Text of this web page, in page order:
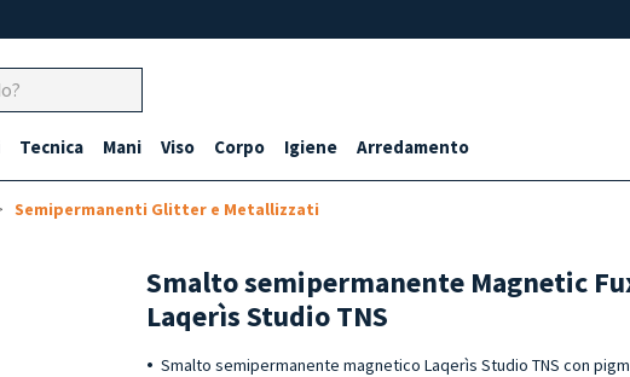
Tecnica Mani Viso Corpo Igiene Arredamento
Semipermanenti Glitter e Metallizzati
Smalto semipermanente Magnetic
Laqerìs Studio TNS
Smalto semipermanente magnetico Laqerìs Studio TNS con